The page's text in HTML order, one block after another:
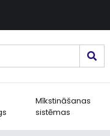
Mīkstināšanas
sistēmas